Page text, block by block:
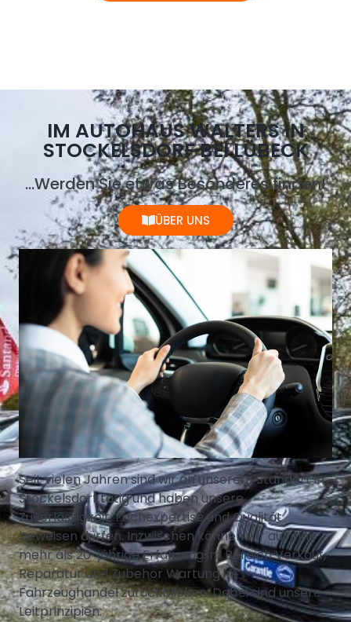
IM AUTOHAUS WALTERS IN
STOCKELSDORF BEI LÜBECK
...Werden Sie etwas Besonderes finden!
ÜBER UNS
Seit vielen Jahren sind wir an unserem Standort in
Stockelsdorf tätig und haben unsere
Zuverlässigkeit, Fachexpertise und Qualität
beweisen dürfen. Inzwischen können wir auf eine
mehr als 20-jährige Erfahrung im Bereich Verkauf,
Reparatur und Zubehör Wartung im
Fahrzeughandel zurückblicken. Dabei sind unsere
Leitprinzipien: